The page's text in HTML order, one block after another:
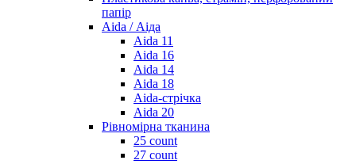
папір
Aida / Аіда
Aida 11
Aida 16
Aida 14
Aida 18
Aida-стрічка
Aida 20
Рівномірна тканина
25 count
27 count